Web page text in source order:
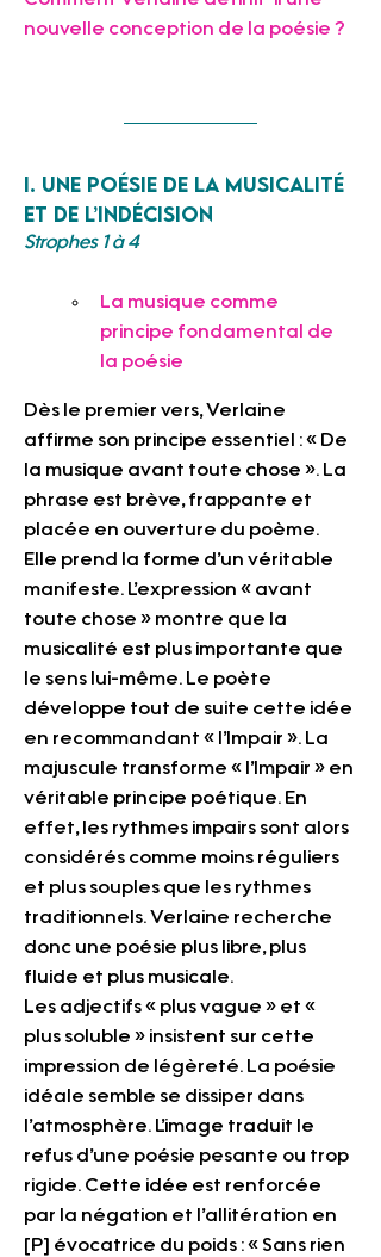
nouvelle conception de la poésie ?
I. Une poésie de la musicalité
et de l’indécision
Strophes 1 à 4
La musique comme
principe fondamental de
la poésie
Dès le premier vers, Verlaine
affirme son principe essentiel : « De
la musique avant toute chose ». La
phrase est brève, frappante et
placée en ouverture du poème.
Elle prend la forme d’un véritable
manifeste. L’expression « avant
toute chose » montre que la
musicalité est plus importante que
le sens lui-même. Le poète
développe tout de suite cette idée
en recommandant « l’Impair ». La
majuscule transforme « l’Impair » en
véritable principe poétique. En
effet, les rythmes impairs sont alors
considérés comme moins réguliers
et plus souples que les rythmes
traditionnels. Verlaine recherche
donc une poésie plus libre, plus
fluide et plus musicale.
Les adjectifs « plus vague » et «
plus soluble » insistent sur cette
impression de légèreté. La poésie
idéale semble se dissiper dans
l’atmosphère. L’image traduit le
refus d’une poésie pesante ou trop
rigide. Cette idée est renforcée
par la négation et l’allitération en
[P] évocatrice du poids : « Sans rien